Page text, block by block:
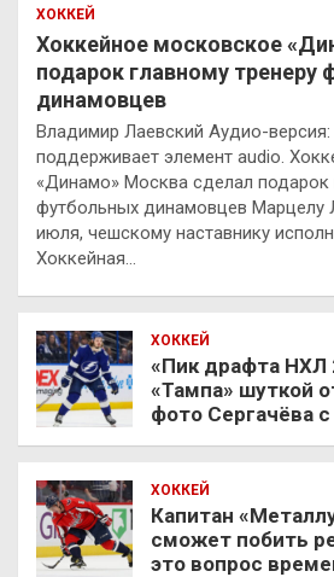
ХОККЕЙ
Хоккейное московское
подарок главному тренеру
динамовцев
Владимир Лаевский Аудио-
поддерживает элемент audio.
«Динамо» Москва сделал подарок
футбольных динамовцев Марцелу
июля, чешскому наставнику
Хоккейная…
ХОККЕЙ
«Пик драфта НХЛ
«Тампа» шуткой
фото Сергачёва
ХОККЕЙ
Капитан
сможет побить
это вопрос